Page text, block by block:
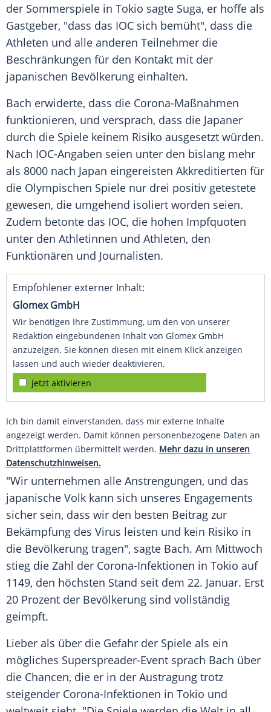
der Sommerspiele in Tokio sagte Suga, er hoffe als
Gastgeber, "dass das IOC sich bemüht", dass die
Athleten und alle anderen Teilnehmer die
Beschränkungen für den Kontakt mit der
japanischen Bevölkerung einhalten.
Bach erwiderte, dass die Corona-Maßnahmen
funktionieren, und versprach, dass die Japaner
durch die Spiele keinem Risiko ausgesetzt würden.
Nach IOC-Angaben seien unter den bislang mehr
als 8000 nach Japan eingereisten Akkreditierten für
die Olympischen Spiele nur drei positiv getestete
gewesen, die umgehend isoliert worden seien.
Zudem betonte das IOC, die hohen Impfquoten
unter den Athletinnen und Athleten, den
Funktionären und Journalisten.
Empfohlener externer Inhalt:
Glomex GmbH
Wir benötigen Ihre Zustimmung, um den von unserer
Redaktion eingebundenen Inhalt von Glomex GmbH
anzuzeigen. Sie können diesen mit einem Klick anzeigen
lassen und auch wieder deaktivieren.
jetzt aktivieren
Ich bin damit einverstanden, dass mir externe Inhalte
angezeigt werden. Damit können personenbezogene Daten an
Drittplattformen übermittelt werden. Mehr dazu in unseren
Datenschutzhinweisen.
"Wir unternehmen alle Anstrengungen, und das
japanische Volk kann sich unseres Engagements
sicher sein, dass wir den besten Beitrag zur
Bekämpfung des Virus leisten und kein Risiko in
die Bevölkerung tragen", sagte Bach. Am Mittwoch
stieg die Zahl der Corona-Infektionen in Tokio auf
1149, den höchsten Stand seit dem 22. Januar. Erst
20 Prozent der Bevölkerung sind vollständig
geimpft.
Lieber als über die Gefahr der Spiele als ein
mögliches Superspreader-Event sprach Bach über
die Chancen, die er in der Austragung trotz
steigender Corona-Infektionen in Tokio und